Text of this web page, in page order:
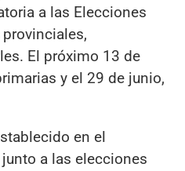
a las Elecciones
El próximo 13 de
y el 29 de junio,
en el
a las elecciones